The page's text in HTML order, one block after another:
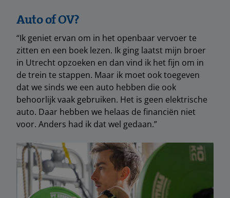
Auto of OV?
“Ik geniet ervan om in het openbaar vervoer te
zitten en een boek lezen. Ik ging laatst mijn broer
in Utrecht opzoeken en dan vind ik het fijn om in
de trein te stappen. Maar ik moet ook toegeven
dat we sinds we een auto hebben die ook
behoorlijk vaak gebruiken. Het is geen elektrische
auto. Daar hebben we helaas de financiën niet
voor. Anders had ik dat wel gedaan.”